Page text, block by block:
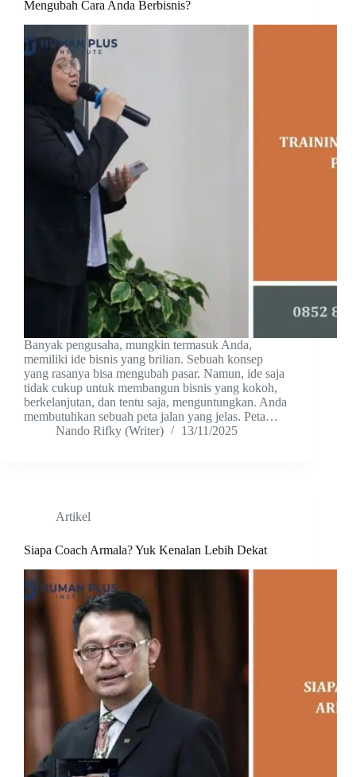
Mengubah Cara Anda Berbisnis?
Banyak pengusaha, mungkin termasuk Anda,
memiliki ide bisnis yang brilian. Sebuah konsep
yang rasanya bisa mengubah pasar. Namun, ide saja
tidak cukup untuk membangun bisnis yang kokoh,
berkelanjutan, dan tentu saja, menguntungkan. Anda
membutuhkan sebuah peta jalan yang jelas. Peta…
Nando Rifky (Writer)
13/11/2025
Artikel
Siapa Coach Armala? Yuk Kenalan Lebih Dekat